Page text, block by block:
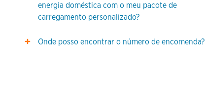
energia doméstica com o meu pacote de
carregamento personalizado?
Onde posso encontrar o número de encomenda?